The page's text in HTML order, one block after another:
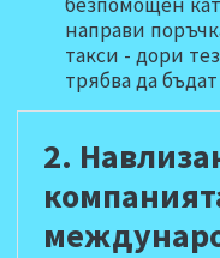
направи
такси - дори
трябва да
2.